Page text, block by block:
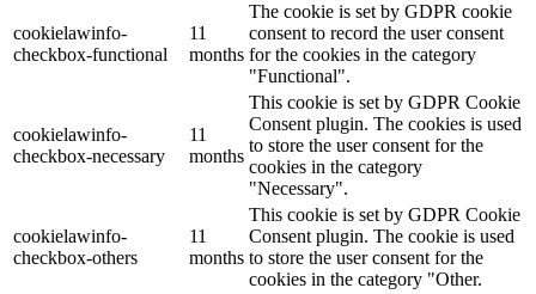
cookielawinfo-
checkbox-functional
11
months
The cookie is set by GDPR cookie
consent to record the user consent
for the cookies in the category
"Functional".
cookielawinfo-
checkbox-necessary
11
months
This cookie is set by GDPR Cookie
Consent plugin. The cookies is used
to store the user consent for the
cookies in the category
"Necessary".
cookielawinfo-
checkbox-others
11
months
This cookie is set by GDPR Cookie
Consent plugin. The cookie is used
to store the user consent for the
cookies in the category "Other.